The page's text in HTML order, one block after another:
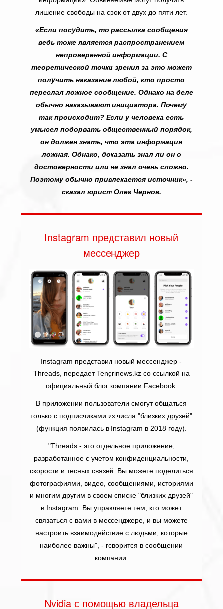
лишение свободы на срок от двух до пяти лет.
«Если посудить, то рассылка сообщения
ведь тоже является распространением
непроверенной информации. С
теоретической точки зрения за это может
получить наказание любой, кто просто
переслал ложное сообщение. Однако на деле
обычно наказывают инициатора. Почему
так происходит? Если у человека есть
умысел подорвать общественный порядок,
он должен знать, что эта информация
ложная. Однако, доказать знал ли он о
достоверности или не знал очень сложно.
Поэтому обычно привлекается источник», -
сказал юрист Олег Чернов.
Instagram представил новый
мессенджер
Instagram представил новый мессенджер -
Threads, передает Tengrinews.kz со ссылкой на
официальный блог компании Facebook.
В приложении пользователи смогут общаться
только с подписчиками из числа "близких друзей"
(функция появилась в Instagram в 2018 году).
"Threads - это отдельное приложение,
разработанное с учетом конфиденциальности,
скорости и тесных связей. Вы можете поделиться
фотографиями, видео, сообщениями, историями
и многим другим в своем списке "близких друзей"
в Instagram. Вы управляете тем, кто может
связаться с вами в мессенджере, и вы можете
настроить взаимодействие с людьми, которые
наиболее важны", - говорится в сообщении
компании.
Nvidia с помощью владельца